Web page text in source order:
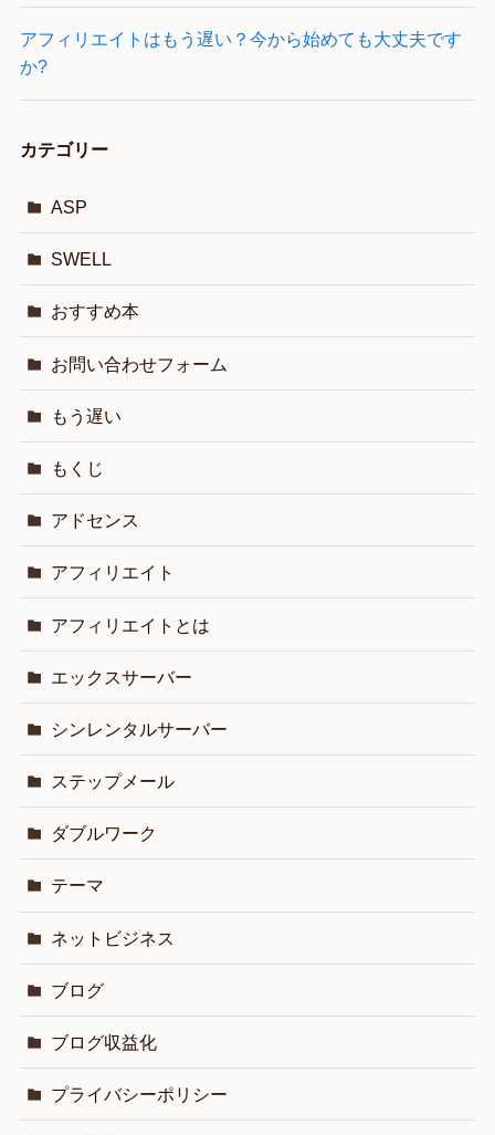
アフィリエイトはもう遅い？今から始めても大丈夫です
か?
カテゴリー
ASP
SWELL
おすすめ本
お問い合わせフォーム
もう遅い
もくじ
アドセンス
アフィリエイト
アフィリエイトとは
エックスサーバー
シンレンタルサーバー
ステップメール
ダブルワーク
テーマ
ネットビジネス
ブログ
ブログ収益化
プライバシーポリシー